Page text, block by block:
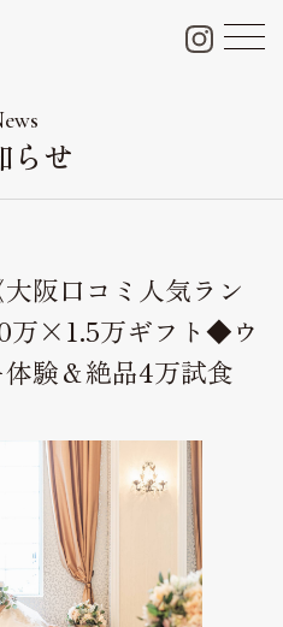
らせ
阪口コミ人気ラン
万×1.5万ギフト◆ウ
験＆絶品4万試食